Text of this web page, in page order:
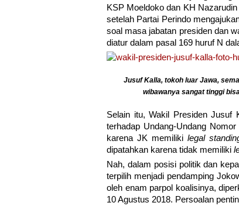
KSP Moeldoko dan KH
setelah Partai Perindo
soal masa jabatan presiden dan
diatur dalam pasal 169 huruf N
Jusuf Kalla, tokoh luar Jawa,
wibawanya sangat tinggi
Selain itu, Wakil Presiden Jusuf
terhadap Undang-Undang
karena JK memilikilegal
dipatahkan karena tidak memiliki
Nah, dalam posisi politik dan
terpilih menjadi pendamping
oleh enam parpol koalisinya,
10 Agustus 2018. Persoalan